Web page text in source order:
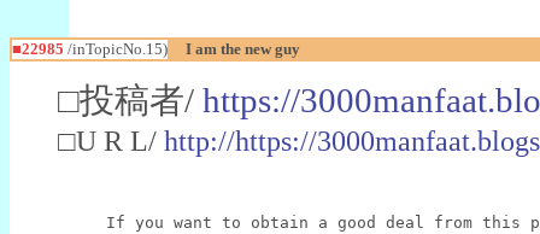
■22985 /inTopicNo.15) I am the new guy
□投稿者/ https://
□U R L/ http://https://
If you want to obtain a good deal from this